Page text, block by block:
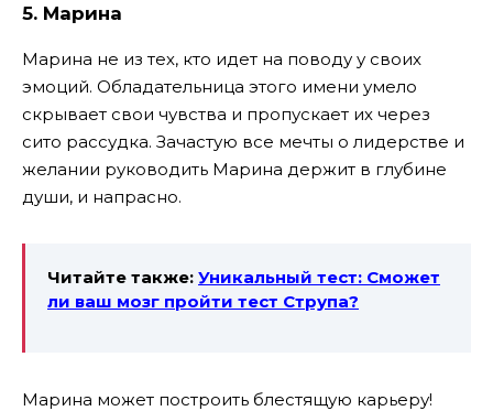
5. Марина
Марина не из тех, кто идет на поводу у своих
эмоций. Обладательница этого имени умело
скрывает свои чувства и пропускает их через
сито рассудка. Зачастую все мечты о лидерстве и
желании руководить Марина держит в глубине
души, и напрасно.
Читайте также: Уникальный тест: Сможет
ли ваш мозг пройти тест Струпа?
Марина может построить блестящую карьеру!